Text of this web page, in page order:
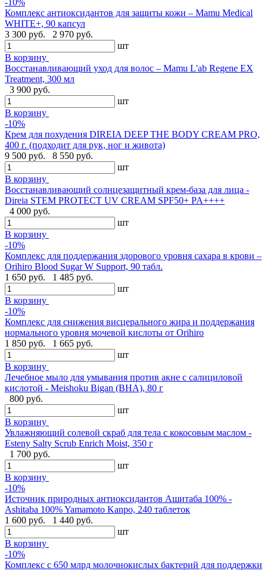
Комплекс антиоксидантов для защиты кожи – Mamu Medical
WHITE+, 90 капсул
3 300 руб.
2 970 руб.
шт
В корзину
Восстанавливающий уход для волос – Mamu L'ab Regene EX
Treatment, 300 мл
3 900 руб.
шт
В корзину
-10%
Крем для похудения DIREIA DEEP THE BODY CREAM PRO,
400 г. (подходит для рук, ног и живота)
9 500 руб.
8 550 руб.
шт
В корзину
Восстанавливающий солнцезащитный крем-база для лица -
Direia STEM PROTECT UV CREAM SPF50+ PA++++
4 000 руб.
шт
В корзину
-10%
Комплекс для поддержания здорового уровня сахара в крови –
Orihiro Blood Sugar W Support, 90 табл.
1 650 руб.
1 485 руб.
шт
В корзину
-10%
Комплекс для снижения висцерального жира и поддержания
нормального уровня мочевой кислоты от Orihiro
1 850 руб.
1 665 руб.
шт
В корзину
Лечебное мыло для умывания против акне с салициловой
кислотой - Meishoku Bigan (BHA), 80 г
800 руб.
шт
В корзину
Увлажняющий солевой скраб для тела с кокосовым маслом -
Esteny Salty Scrub Enrich Moist, 350 г
1 700 руб.
шт
В корзину
-10%
Источник природных антиоксидантов Ашитаба 100% -
Ashitaba 100% Yamamoto Kanpo, 240 таблеток
1 600 руб.
1 440 руб.
шт
В корзину
-10%
Комплекс с 650 млрд молочнокислых бактерий для поддержки